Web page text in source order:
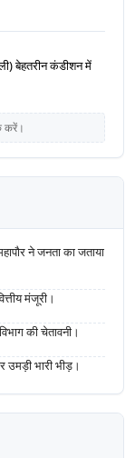
बेहतरीन कंडीशन में
करें।
ने जनता का जताया
मंजूरी।
की चेतावनी।
उमड़ी भारी भीड़।